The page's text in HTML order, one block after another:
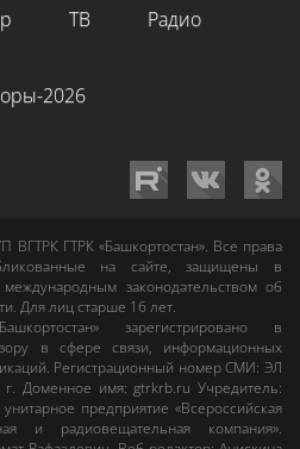
ТВ Радио
2026
ВГТРК ГТРК «Башкортостан». Все права
на сайте, защищены в
законодательством об
Для лиц старше 16 лет.
зарегистрировано в
в сфере связи, информационных
Регистрационный номер СМИ: ЭЛ
Доменное имя:gtrkrb.ru Учредитель:
предприятие «Всероссийская
и радиовещательная компания».